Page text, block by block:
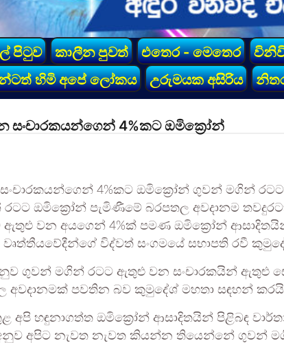
පිටුව කාලීන පුවත් එතෙර - මෙතෙර
හිමි අපේ ලෝකය
උරුමයක අසිරිය
4%කට ඔමික්‍රෝන්
4%කට ඔමික්‍රෝන් ගුවන් මගින්
ඔමික්‍රෝන් පැමිණීමේ බරපතල අවදානම
වන අයගෙන් 4%ක් පමණ ඔමික්‍රෝන්
විද්වත් සංගමයේ සභාපති රවී
ගුවන් මගින් රටට ඇතුළු වන සංචාරකයින් ඇතුළු
අවදානමක් පවතින බව කුමුදේශ් මහතා සඳහන්
අපි හඳුනාගත්ත ඔමික්‍රෝන් ආසාදිතයින් පිළිබඳ
අනුව අපිට නැවත නැවත කියන්න තියෙන්නේ ගුවන්